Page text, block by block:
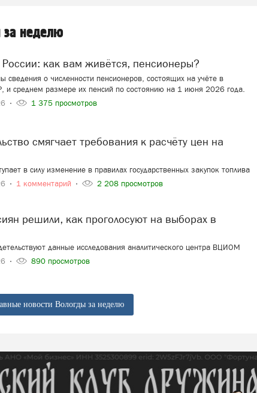
за неделю
России: как вам живётся, пенсионеры?
сведения о численности пенсионеров, состоящих на учёте в
и среднем размере их пенсий по состоянию на 1 июня 2026 года.
1 375 просмотров
в силу изменение в правилах государственных закупок топлива
1 комментарий 2 208 просмотров
данные исследования аналитического центра ВЦИОМ
890 просмотров
новости Вологды за неделю